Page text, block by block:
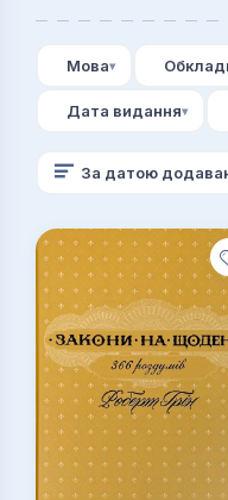
Мова
Дата видання
За датою